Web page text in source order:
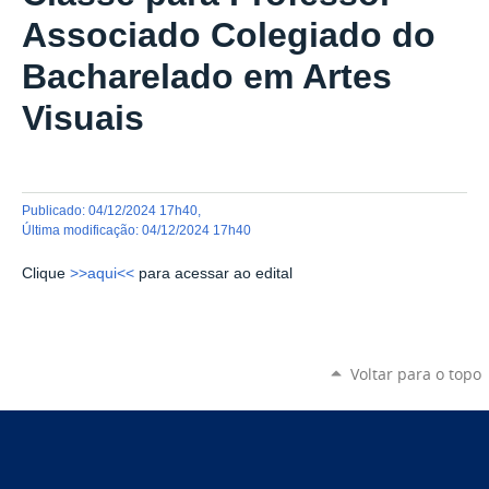
Associado Colegiado do
Bacharelado em Artes
Visuais
publicado: 04/12/2024 17h40
última modificação: 04/12/2024 17h40
Clique >>aqui<< para acessar ao edital
Voltar para o topo